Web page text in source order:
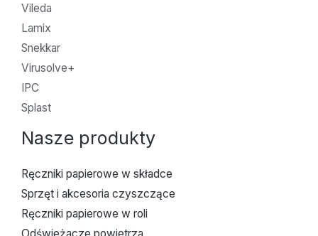
Vileda
Lamix
Snekkar
Virusolve+
IPC
Splast
Nasze produkty
Ręczniki papierowe w składce
Sprzęt i akcesoria czyszczące
Ręczniki papierowe w roli
Odświeżacze powietrza